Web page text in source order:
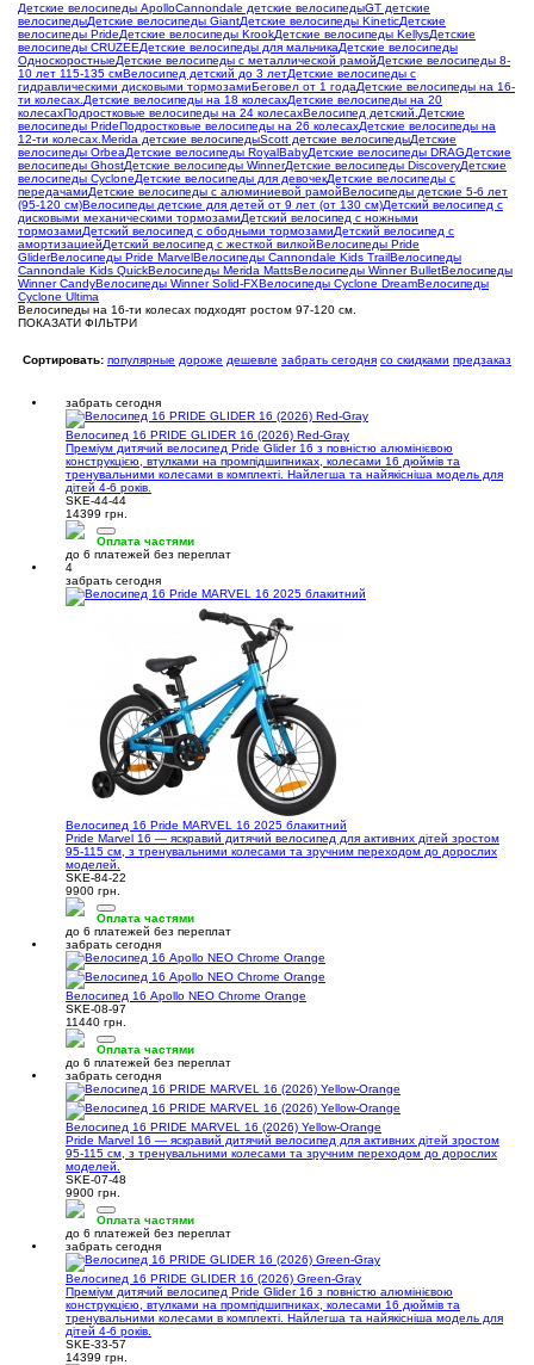
Детские велосипеды ApolloCannondale детские велосипедыGT детские
велосипедыДетские велосипеды GiantДетские велосипеды KineticДетские
велосипеды PrideДетские велосипеды KrookДетские велосипеды KellysДетские
велосипеды CRUZEEДетские велосипеды для мальчикаДетские велосипеды
ОдноскоростныеДетские велосипеды с металлической рамойДетские велосипеды 8-
10 лет 115-135 смВелосипед детский до 3 летДетские велосипеды с
гидравлическими дисковыми тормозамиБеговел от 1 годаДетские велосипеды на 16-
ти колесах. Детские велосипеды на 18 колесахДетские велосипеды на 20
колесахПодростковые велосипеды на 24 колесахВелосипед детский. Детские
велосипеды PrideПодростковые велосипеды на 26 колесахДетские велосипеды на
12-ти колесах. Merida детские велосипедыScott детские велосипедыДетские
велосипеды OrbeaДетские велосипеды RoyalBabyДетские велосипеды DRAGДетские
велосипеды GhostДетские велосипеды WinnerДетские велосипеды DiscoveryДетские
велосипеды CycloneДетские велосипеды для девочекДетские велосипеды с
передачамиДетские велосипеды с алюминиевой рамойВелосипеды детские 5-6 лет
(95-120 см)Велосипеды детские для детей от 9 лет (от 130 см)Детский велосипед с
дисковыми механическими тормозамиДетский велосипед с ножными
тормозамиДетский велосипед с ободными тормозамиДетский велосипед с
амортизациейДетский велосипед с жесткой вилкойВелосипеды Pride
GliderВелосипеды Pride MarvelВелосипеды Cannondale Kids TrailВелосипеды
Cannondale Kids QuickВелосипеды Merida MattsВелосипеды Winner BulletВелосипеды
Winner CandyВелосипеды Winner Solid-FXВелосипеды Cyclone DreamВелосипеды
Cyclone Ultima
Велосипеды на 16-ти колесах подходят ростом 97-120 см.
ПОКАЗАТИ ФІЛЬТРИ
Сортировать: популярные дороже дешевле забрать сегодня со скидками предзаказ
забрать сегодня
Велосипед 16 PRIDE GLIDER 16 (2026) Red-Gray
Преміум дитячий велосипед Pride Glider 16 з повністю алюмінієвою
конструкцією, втулками на промпідшипниках, колесами 16 дюймів та
тренувальними колесами в комплекті. Найлегша та найякісніша модель для
дітей 4-6 років.
SKE-44-44
14399 грн.
Оплата частями
до 6 платежей без переплат
4
забрать сегодня
Велосипед 16 Pride MARVEL 16 2025 блакитний
Pride Marvel 16 — яскравий дитячий велосипед для активних дітей зростом
95-115 см, з тренувальними колесами та зручним переходом до дорослих
моделей.
SKE-84-22
9900 грн.
Оплата частями
до 6 платежей без переплат
забрать сегодня
Велосипед 16 Apollo NEO Chrome Orange
SKE-08-97
11440 грн.
Оплата частями
до 6 платежей без переплат
забрать сегодня
Велосипед 16 PRIDE MARVEL 16 (2026) Yellow-Orange
Pride Marvel 16 — яскравий дитячий велосипед для активних дітей зростом
95-115 см, з тренувальними колесами та зручним переходом до дорослих
моделей.
SKE-07-48
9900 грн.
Оплата частями
до 6 платежей без переплат
забрать сегодня
Велосипед 16 PRIDE GLIDER 16 (2026) Green-Gray
Преміум дитячий велосипед Pride Glider 16 з повністю алюмінієвою
конструкцією, втулками на промпідшипниках, колесами 16 дюймів та
тренувальними колесами в комплекті. Найлегша та найякісніша модель для
дітей 4-6 років.
SKE-33-57
14399 грн.